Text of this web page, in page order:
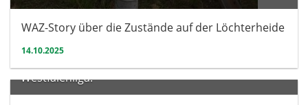
WAZ-Story über die Zustände auf der Löchterheide
14.10.2025
Herren
Westfalenliga: